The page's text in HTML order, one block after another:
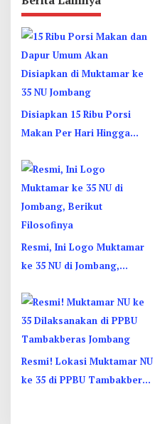
Disiapkan 15 Ribu Porsi
Makan Per Hari Hingga
ke 35 NU Jombang
Resmi, Ini Logo Muktamar
ke 35 NU di Jombang,
Resmi! Lokasi Muktamar NU
ke 35 di PPBU Tambakberas